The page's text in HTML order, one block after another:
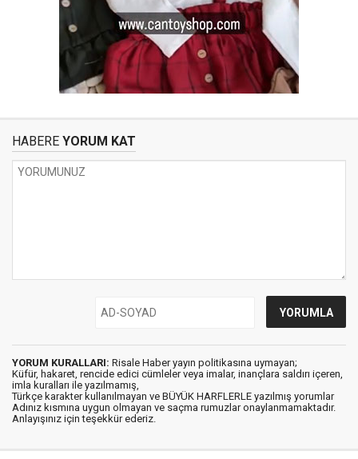
HABERE YORUM KAT
YORUM KURALLARI: Risale Haber yayın politikasına uymayan;
Küfür, hakaret, rencide edici cümleler veya imalar, inançlara saldırı içeren,
imla kuralları ile yazılmamış,
Türkçe karakter kullanılmayan ve BÜYÜK HARFLERLE yazılmış yorumlar
Adınız kısmına uygun olmayan ve saçma rumuzlar onaylanmamaktadır.
Anlayışınız için teşekkür ederiz.